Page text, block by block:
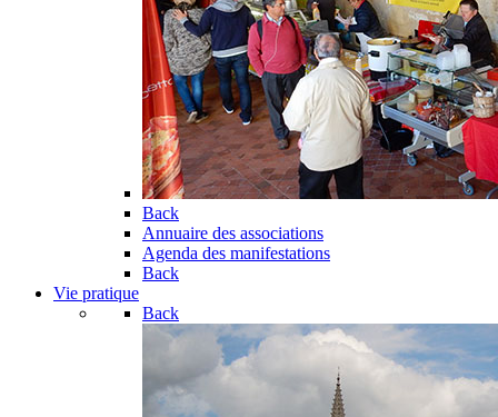
Back
Annuaire des associations
Agenda des manifestations
Back
Vie pratique
Back